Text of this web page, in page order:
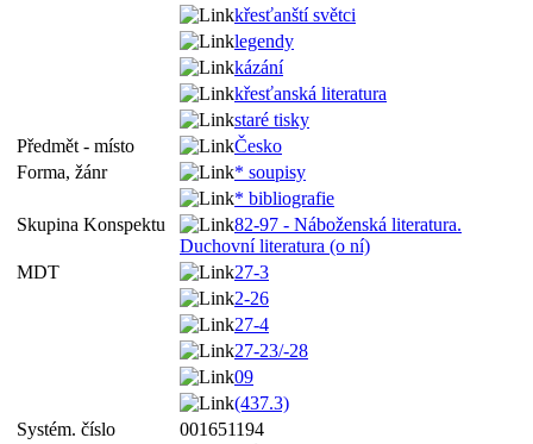
křesťanští světci
legendy
kázání
křesťanská literatura
staré tisky
Předmět - místo
Česko
Forma, žánr
* soupisy
* bibliografie
Skupina Konspektu
82-97 - Náboženská literatura.
Duchovní literatura (o ní)
MDT
27-3
2-26
27-4
27-23/-28
09
(437.3)
Systém. číslo
001651194